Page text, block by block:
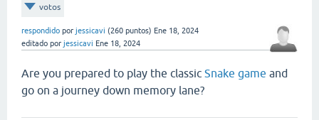
votos
respondido por jessicavi (260 puntos) Ene 18, 2024
editado por jessicavi Ene 18, 2024
Are you prepared to play the classic Snake game and
go on a journey down memory lane?